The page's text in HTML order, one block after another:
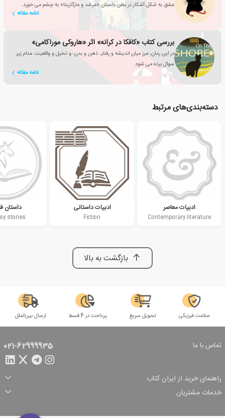
عشق به شکل آشکار در بطن داستان «مرشد و مارگاریتا» به چشم می خورد.
ادامه مقاله
بررسی کتاب «کافکا در کرانه» اثر «هاروکی موراکامی»
در این رمان، مرز میان اندیشه و رفتار، ذهن و بدن، و تخیل و واقعیت، مدام زیر
سوال برده می شود.
ادامه مقاله
دسته‌بندی‌های مرتبط
ادبیات معاصر
Contemporary literature
ادبیات داستانی
Fiction
داستان
stories
بازگشت به بالا
سلامت فیزیکی تحویل سریع پرداخت در 4 قسط ارسال بین‌الملل
تماس با ما 021-62999935
راهنمای خرید از ایران کتاب
ثبت سفارش
شرایط ارسال سفارش
شیوه پرداخت
تخفیف‌های خرید
خدمات مشتریان